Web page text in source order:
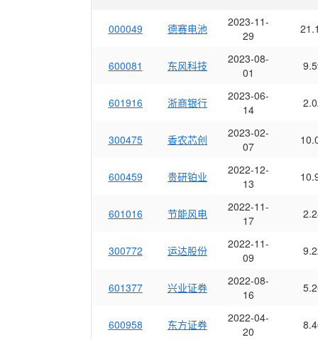
000049 德赛电池
2023-11-
29
600081 东风科技
2023-08-
01
601916 浙商银行
2023-06-
14
300475 香农芯创
2023-02-
07
600459 贵研铂业
2022-12-
13
601016 节能风电
2022-11-
17
300772 运达股份
2022-11-
09
601377 兴业证券
2022-08-
16
600958 东方证券
2022-04-
20